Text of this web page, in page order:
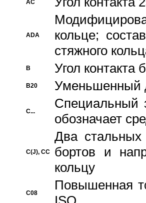
AC
ADA
кольце;
стяжного
B Угол контакта
B20 Уменьшенный
C...
Специальный
обозначает
C(J), CC
Два стальных
бортов и
кольцу
C08
Повышенная